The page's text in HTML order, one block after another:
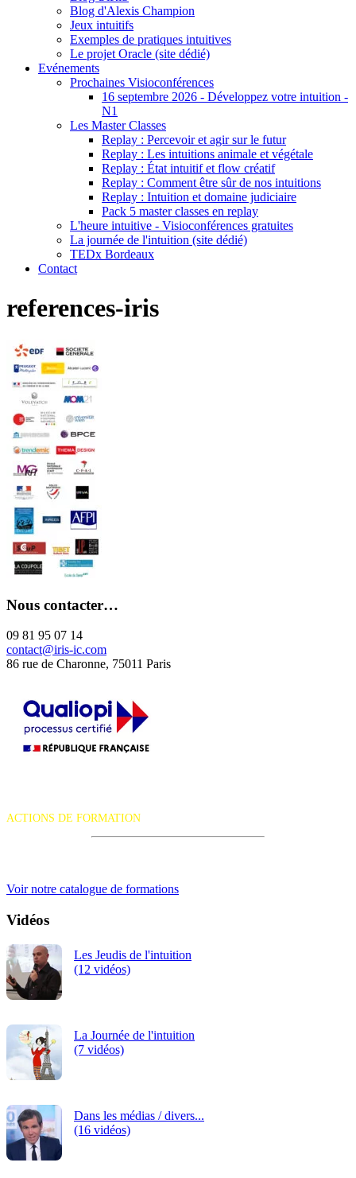
Blog d'Alexis Champion
Jeux intuitifs
Exemples de pratiques intuitives
Le projet Oracle (site dédié)
Evénements
Prochaines Visioconférences
16 septembre 2026 - Développez votre intuition -
N1
Les Master Classes
Replay : Percevoir et agir sur le futur
Replay : Les intuitions animale et végétale
Replay : État intuitif et flow créatif
Replay : Comment être sûr de nos intuitions
Replay : Intuition et domaine judiciaire
Pack 5 master classes en replay
L'heure intuitive - Visioconférences gratuites
La journée de l'intuition (site dédié)
TEDx Bordeaux
Contact
references-iris
Nous contacter…
09 81 95 07 14
contact@iris-ic.com
86 rue de Charonne, 75011 Paris
ACTIONS DE FORMATION
Voir notre catalogue de formations
Vidéos
Les Jeudis de l'intuition
(12 vidéos)
La Journée de l'intuition
(7 vidéos)
Dans les médias / divers...
(16 vidéos)